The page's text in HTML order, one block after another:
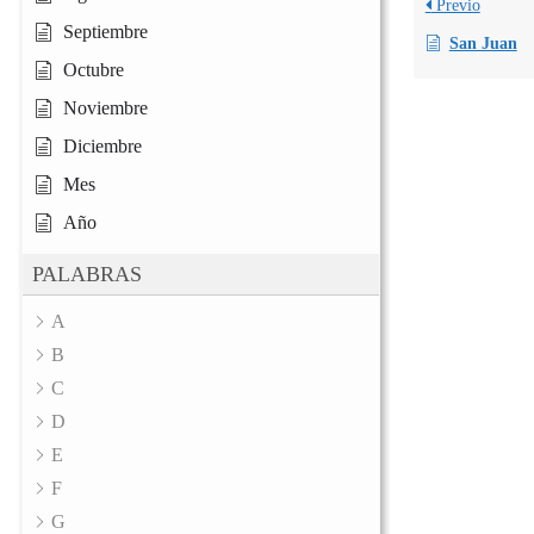
Septiembre
Octubre
Noviembre
Diciembre
Mes
Año
PALABRAS
A
B
C
D
E
F
G
Previo
San Juan